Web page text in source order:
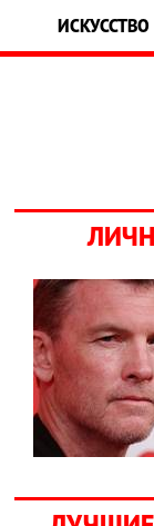
ИСКУССТВО